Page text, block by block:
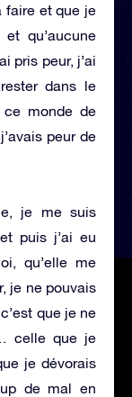
faire et que je
qu’aucune
pris peur, j’ai
dans le
monde de
peur de
je me suis
puis j’ai eu
qu’elle me
je ne pouvais
que je ne
celle que je
je dévorais
de mal en